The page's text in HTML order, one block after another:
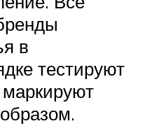
в
тестируют